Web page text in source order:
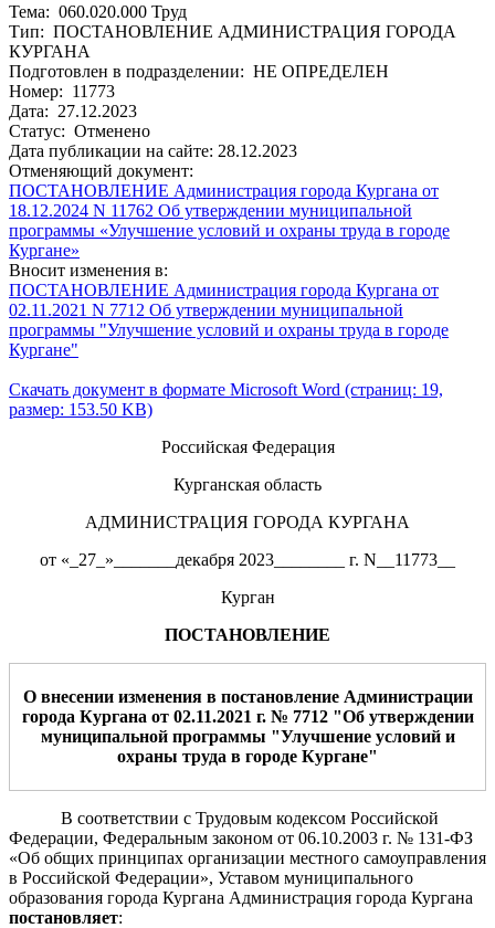
Тема: 060.020.000 Труд
Тип: ПОСТАНОВЛЕНИЕ АДМИНИСТРАЦИЯ ГОРОДА
КУРГАНА
Подготовлен в подразделении: НЕ ОПРЕДЕЛЕН
Номер: 11773
Дата: 27.12.2023
Статус: Отменено
Дата публикации на сайте: 28.12.2023
Отменяющий документ:
ПОСТАНОВЛЕНИЕ Администрация города Кургана от
18.12.2024 N 11762 Об утверждении муниципальной
программы «Улучшение условий и охраны труда в городе
Кургане»
Вносит изменения в:
ПОСТАНОВЛЕНИЕ Администрация города Кургана от
02.11.2021 N 7712 Об утверждении муниципальной
программы "Улучшение условий и охраны труда в городе
Кургане"
Скачать документ в формате Microsoft Word (страниц: 19,
размер: 153.50 KB)
Российская Федерация
Курганская область
АДМИНИСТРАЦИЯ ГОРОДА КУРГАНА
от «_27_»_______декабря 2023________ г. N__11773__
Курган
ПОСТАНОВЛЕНИЕ
О внесении изменения в постановление Администрации
города Кургана от 02.11.2021 г. № 7712 "Об утверждении
муниципальной программы "Улучшение условий и
охраны труда в городе Кургане"
В соответствии с Трудовым кодексом Российской
Федерации, Федеральным законом от 06.10.2003 г. № 131-ФЗ
«Об общих принципах организации местного самоуправления
в Российской Федерации», Уставом муниципального
образования города Кургана Администрация города Кургана
постановляет: